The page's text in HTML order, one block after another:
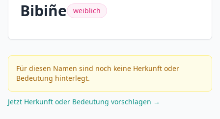
Bibiñe weiblich
Für diesen Namen sind noch keine Herkunft oder
Bedeutung hinterlegt.
Jetzt Herkunft oder Bedeutung vorschlagen →